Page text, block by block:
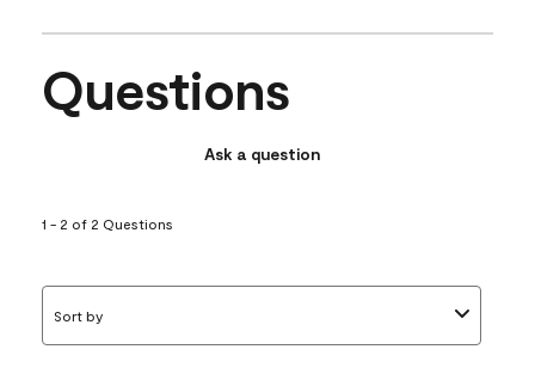
Questions
Ask a question
1 - 2 of 2 Questions
Sort by